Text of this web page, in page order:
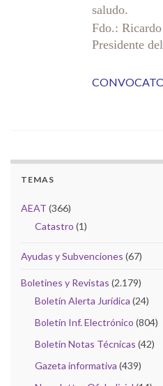
saludo.
Fdo.:
Presidente
TEMAS
AEAT (366)
Catastro (1)
Ayudas y Subvenciones (67)
Boletines y Revistas (2.179)
Boletín Alerta Jurídica (24)
Boletín Inf. Electrónico (804)
Boletín Notas Técnicas (42)
Gazeta informativa (439)